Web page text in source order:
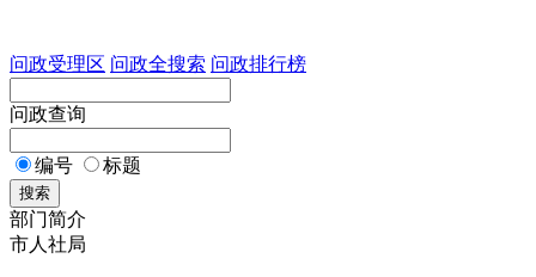
问政受理区 问政全搜索 问政排行榜
问政查询
编号 标题
搜索
部门简介
市人社局